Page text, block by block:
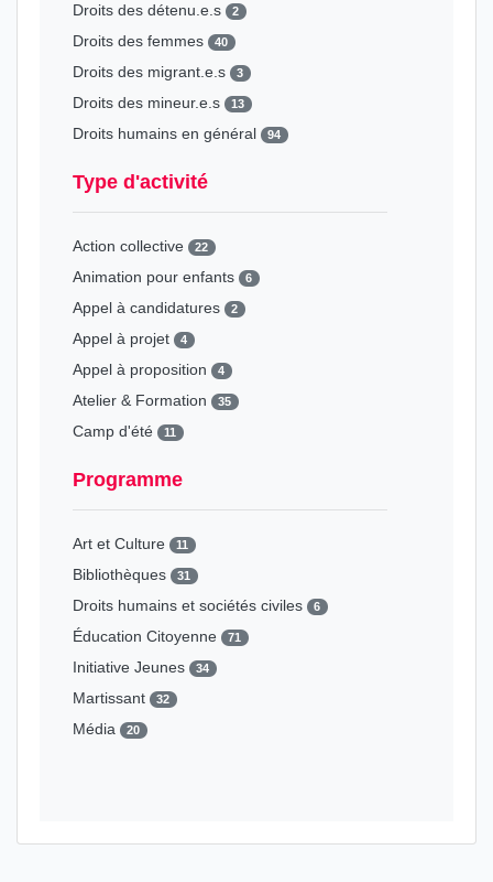
Droits des détenu.e.s 2
Droits des femmes 40
Droits des migrant.e.s 3
Droits des mineur.e.s 13
Droits humains en général 94
Type d'activité
Action collective 22
Animation pour enfants 6
Appel à candidatures 2
Appel à projet 4
Appel à proposition 4
Atelier & Formation 35
Camp d'été 11
Causeries
Conférence 36
Conférence-Débat
Consultation & Enquête
Cycle d'expositions 1
Cycle de projections
Diffusion
Droits des personnes malades
Programme
Art et Culture 11
Bibliothèques 31
Droits humains et sociétés civiles 6
Éducation Citoyenne 71
Initiative Jeunes 34
Martissant 32
Média 20